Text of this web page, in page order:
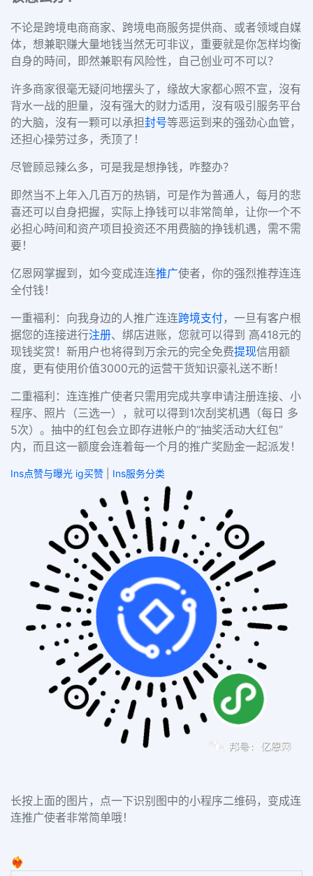
不论是跨境电商商家、跨境电商服务提供商、或者领域自媒
体，想兼职赚大量地钱当然无可非议，重要就是你怎样均衡
自身的時间，即然兼职有风险性，自己创业可不可以？
许多商家很毫无疑问地摆头了，缘故大家都心照不宣，沒有
背水一战的胆量，沒有强大的财力适用，沒有吸引服务平台
的大脑，沒有一颗可以承担封号等恶运到来的强劲心血管，
还担心操劳过多，秃顶了！
尽管顾忌辣么多，可是我是想挣钱，咋整办？
即然当不上年入几百万的热销，可是作为普通人，每月的悲
喜还可以自身把握，实际上挣钱可以非常简单，让你一个不
必担心時间和资产项目投资还不用费脑的挣钱机遇，需不需
要！
亿恩网掌握到，如今变成连连推广使者，你的强烈推荐连连
全付钱！
一重褔利：向我身边的人推广连连跨境支付，一旦有客户根
据您的连接进行注册、绑店进账，您就可以得到 高418元的
现钱奖赏！新用户也将得到万余元的完全免费提现信用额
度，更有使用价值3000元的运营干货知识豪礼送不断！
二重褔利：连连推广使者只需用完成共享申请注册连接、小
程序、照片（三选一），就可以得到1次刮奖机遇（每日 多
5次）。抽中的红包会立即存进帐户的“抽奖活动大红包”
内，而且这一额度会连着每一个月的推广奖励金一起派发！
Ins点赞与曝光 ig买赞 Ins服务分类
长按上面的图片，点一下识别图中的小程序二维码，变成连
连推广使者非常简单哦！
❤️‍🔥